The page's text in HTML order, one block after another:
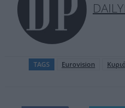
TAGS Eurovision